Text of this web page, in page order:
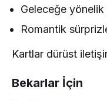
Geleceğe yönelik
Romantik
Kartlar dürüst
Bekarlar İçin